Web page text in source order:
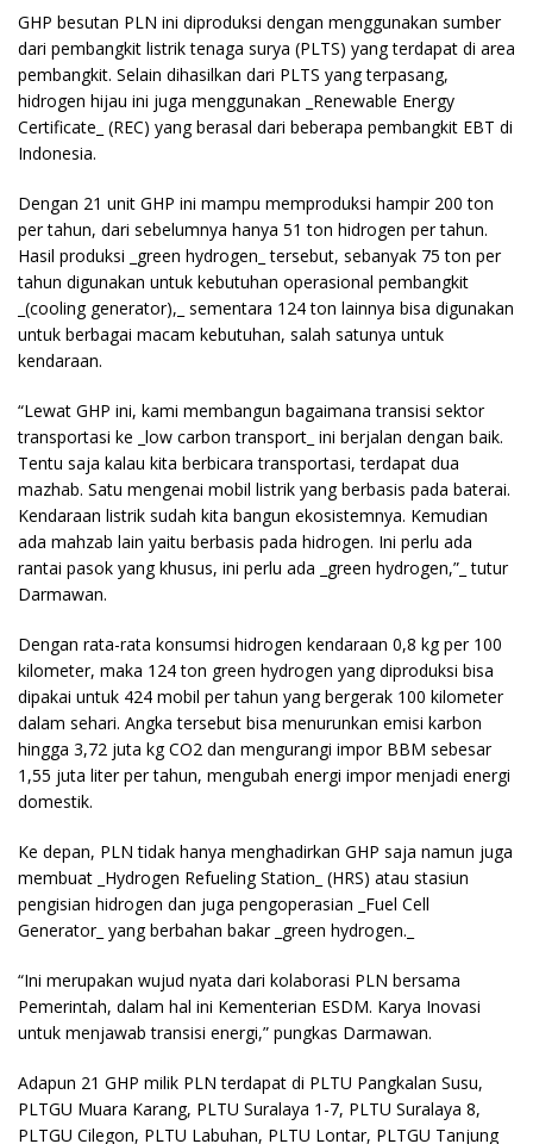
GHP besutan PLN ini diproduksi dengan menggunakan sumber
dari pembangkit listrik tenaga surya (PLTS) yang terdapat di area
pembangkit. Selain dihasilkan dari PLTS yang terpasang,
hidrogen hijau ini juga menggunakan _Renewable Energy
Certificate_ (REC) yang berasal dari beberapa pembangkit EBT di
Indonesia.
Dengan 21 unit GHP ini mampu memproduksi hampir 200 ton
per tahun, dari sebelumnya hanya 51 ton hidrogen per tahun.
Hasil produksi _green hydrogen_ tersebut, sebanyak 75 ton per
tahun digunakan untuk kebutuhan operasional pembangkit
_(cooling generator),_ sementara 124 ton lainnya bisa digunakan
untuk berbagai macam kebutuhan, salah satunya untuk
kendaraan.
“Lewat GHP ini, kami membangun bagaimana transisi sektor
transportasi ke _low carbon transport_ ini berjalan dengan baik.
Tentu saja kalau kita berbicara transportasi, terdapat dua
mazhab. Satu mengenai mobil listrik yang berbasis pada baterai.
Kendaraan listrik sudah kita bangun ekosistemnya. Kemudian
ada mahzab lain yaitu berbasis pada hidrogen. Ini perlu ada
rantai pasok yang khusus, ini perlu ada _green hydrogen,”_ tutur
Darmawan.
Dengan rata-rata konsumsi hidrogen kendaraan 0,8 kg per 100
kilometer, maka 124 ton green hydrogen yang diproduksi bisa
dipakai untuk 424 mobil per tahun yang bergerak 100 kilometer
dalam sehari. Angka tersebut bisa menurunkan emisi karbon
hingga 3,72 juta kg CO2 dan mengurangi impor BBM sebesar
1,55 juta liter per tahun, mengubah energi impor menjadi energi
domestik.
Ke depan, PLN tidak hanya menghadirkan GHP saja namun juga
membuat _Hydrogen Refueling Station_ (HRS) atau stasiun
pengisian hidrogen dan juga pengoperasian _Fuel Cell
Generator_ yang berbahan bakar _green hydrogen._
“Ini merupakan wujud nyata dari kolaborasi PLN bersama
Pemerintah, dalam hal ini Kementerian ESDM. Karya Inovasi
untuk menjawab transisi energi,” pungkas Darmawan.
Adapun 21 GHP milik PLN terdapat di PLTU Pangkalan Susu,
PLTGU Muara Karang, PLTU Suralaya 1-7, PLTU Suralaya 8,
PLTGU Cilegon, PLTU Labuhan, PLTU Lontar, PLTGU Tanjung